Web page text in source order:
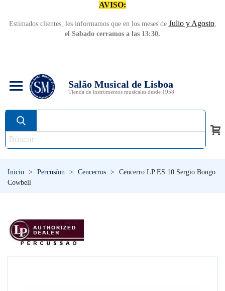
AVISO:
Estimados clientes, les informamos que en los meses de Julio y Agosto,
el Sabado cerramos a las 13:30.
Salão Musical de Lisboa
Tienda de instrumentos musicales desde 1958
Inicio > Percusíon > Cencerros >
Cencerro LP ES 10 Sergio Bongo
Cowbell